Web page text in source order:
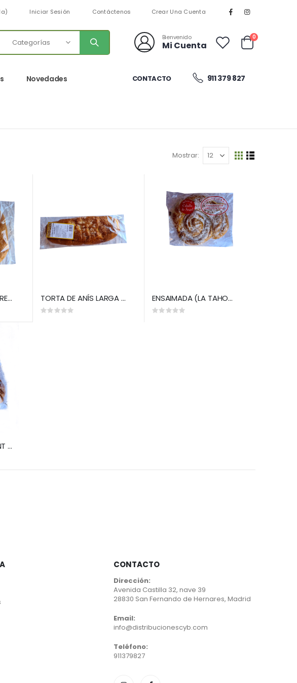
Iniciar Sesión Contáctenos Crear Una Cuenta
Bienvenido
Mi Cuenta Cart
0artículos
Novedades CONTACTO 911 379 827
Mostrar
VerParrilla
Lista
TORTA GOLOSA (EL RECIO) TORTA DE ANÍS LARGA (LA TAHONA)
Rating:
ENSAIMADA (LA TAHONA)
Rating:
BOLSA DE CROISSANT (LA TAHONA)
CONTACTO
Dirección:
Avenida Castilla 32, nave 39
28830 San Fernando de Hernares, Madrid
Email:
info@distribucionescyb.com
Teléfono:
911379827